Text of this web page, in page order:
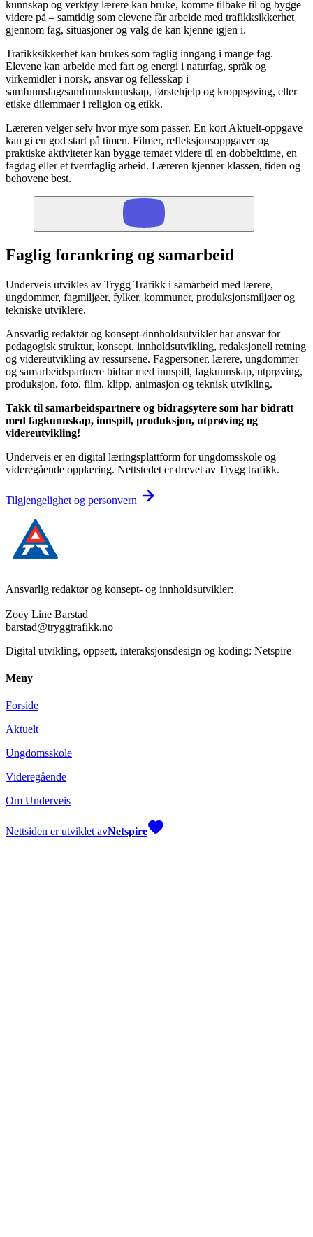
kunnskap og verktøy lærere kan bruke, komme tilbake til og bygge
videre på – samtidig som elevene får arbeide med trafikksikkerhet
gjennom fag, situasjoner og valg de kan kjenne igjen i.
Trafikksikkerhet kan brukes som faglig inngang i mange fag.
Elevene kan arbeide med fart og energi i naturfag, språk og
virkemidler i norsk, ansvar og fellesskap i
samfunnsfag/samfunnskunnskap, førstehjelp og kroppsøving, eller
etiske dilemmaer i religion og etikk.
Læreren velger selv hvor mye som passer. En kort Aktuelt-oppgave
kan gi en god start på timen. Filmer, refleksjonsoppgaver og
praktiske aktiviteter kan bygge temaet videre til en dobbelttime, en
fagdag eller et tverrfaglig arbeid. Læreren kjenner klassen, tiden og
behovene best.
Faglig forankring og samarbeid
Underveis utvikles av Trygg Trafikk i samarbeid med lærere,
ungdommer, fagmiljøer, fylker, kommuner, produksjonsmiljøer og
tekniske utviklere.
Ansvarlig redaktør og konsept-/innholdsutvikler har ansvar for
pedagogisk struktur, konsept, innholdsutvikling, redaksjonell retning
og videreutvikling av ressursene. Fagpersoner, lærere, ungdommer
og samarbeidspartnere bidrar med innspill, fagkunnskap, utprøving,
produksjon, foto, film, klipp, animasjon og teknisk utvikling.
Takk til samarbeidspartnere og bidragsytere som har bidratt
med fagkunnskap, innspill, produksjon, utprøving og
videreutvikling!
Underveis er en digital læringsplattform for ungdomsskole og
videregående opplæring. Nettstedet er drevet av Trygg trafikk.
Tilgjengelighet og personvern
Ansvarlig redaktør og konsept- og innholdsutvikler:
Zoey Line Barstad
barstad@tryggtrafikk.no
Digital utvikling, oppsett, interaksjonsdesign og koding: Netspire
Meny
Forside
Aktuelt
Ungdomsskole
Videregående
Om Underveis
Nettsiden er utviklet avNetspire